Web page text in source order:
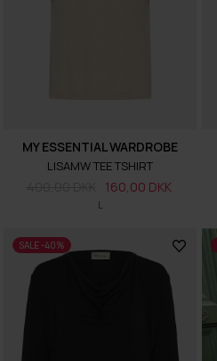
L
MY ESSENTIAL WARDROBE
LISAMW TEE TSHIRT
160,00 DKK
SALE -40%